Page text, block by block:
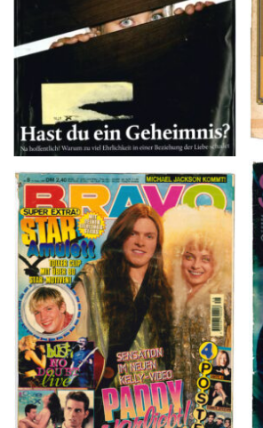
BRAVO – Nr. 8, 13. Febr. 1997